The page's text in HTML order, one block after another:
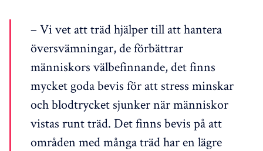
– Vi vet att träd hjälper till att hantera
översvämningar, de förbättrar
människors välbefinnande, det finns
mycket goda bevis för att stress minskar
och blodtrycket sjunker när människor
vistas runt träd. Det finns bevis på att
områden med många träd har en lägre